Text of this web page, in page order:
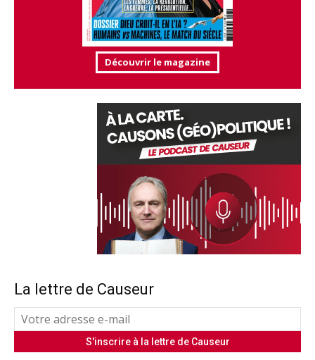
Découvrir le magazine
La lettre de Causeur